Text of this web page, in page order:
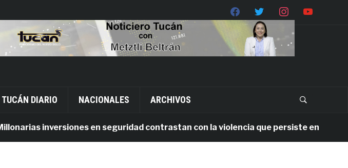
TUCÁN DIARIO NACIONALES ARCHIVOS
inversiones en seguridad contrastan con la violencia que persiste en Oaxaca